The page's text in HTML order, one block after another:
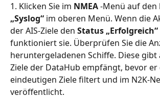
1. Klicken Sie im NMEA -Menü auf den
„Syslog“ im oberen Menü. Wenn die
der AIS-Ziele den Status „Erfolgreich“
funktioniert sie. Überprüfen Sie die
heruntergeladenen Schiffe. Diese gibt
Ziele der DataHub empfängt, bevor er
eindeutigen Ziele filtert und im N2K-
veröffentlicht.